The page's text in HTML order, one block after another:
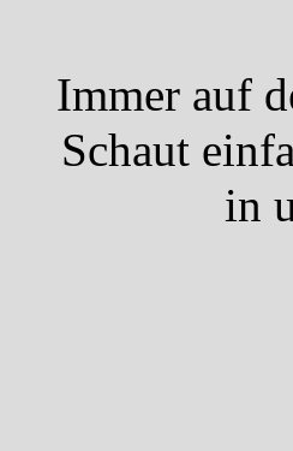
Immer auf
Schaut
in